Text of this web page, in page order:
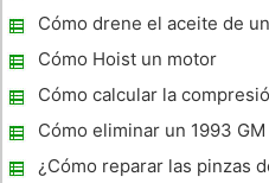
coche Geo Metro 1994
Cómo drene el aceite de
quitanieves
Cómo Hoist un motor
Cómo calcular la
Cómo eliminar un 1993 GM
¿Cómo reparar las pinzas